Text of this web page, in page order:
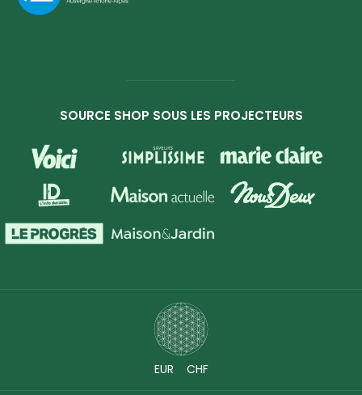
SOURCE SHOP SOUS LES PROJECTEURS
EUR CHF